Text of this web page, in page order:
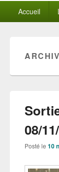
principalAccueil
08/
Posté le 10